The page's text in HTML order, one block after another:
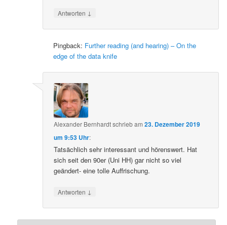
Antworten ↓
Pingback: Further reading (and hearing) – On the
edge of the data knife
Alexander Bernhardtschriebam23. Dezember 2019
um 9:53 Uhr:
Tatsächlich sehr interessant und hörenswert. Hat
sich seit den 90er (Uni HH) gar nicht so viel
geändert- eine tolle Auffrischung.
Antworten ↓